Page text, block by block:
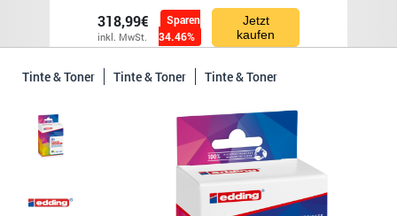
318,99€
inkl. MwSt.
Sparen
34.46%
Jetzt
kaufen
Tinte & Toner Tinte & Toner Tinte & Toner